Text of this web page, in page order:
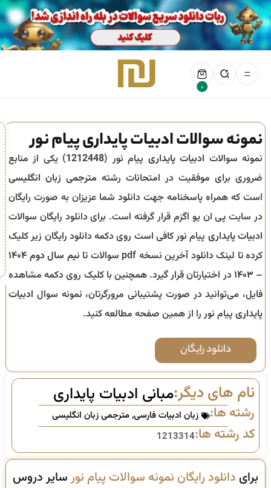
0
نمونه سوالات ادبیات پایداری پیام نور
نمونه سوالات ادبیات پایداری پیام نور (1212448) یکی از منابع
ضروری برای موفقیت در امتحانات رشته مترجمی زبان انگلیسی
است که همراه پاسخنامه جهت دانلود شما عزیزان به صورت رایگان
در سایت پی ان یو اگزم قرار گرفته است. برای دانلود رایگان سوالات
ادبیات پایداری پیام نور کافی است روی دکمه دانلود رایگان زیر کلیک
کرده تا لینک دانلود آخرین نسخه pdf سوالات تا
نیم سال دوم ۱۴۰۴
– ۱۴۰۳
در اختیارتان قرار گیرد. همچنین با کلیک روی دکمه مشاهده
فایل، می‌توانید در صورت پشتیبانی مرورگرتان، نمونه سوال ادبیات
پایداری پیام نور را از همین صفحه مطالعه کنید.
دانلود رایگان
نام های دیگر:مبانی ادبیات پایداری
رشته ها: زبان ادبیات فارسی,مترجمی زبان انگلیسی
کد رشته ها:1213314
برای دانلود رایگان نمونه سوالات پیام نورسایر دروس